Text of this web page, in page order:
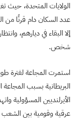
الولايات المتحدة، حيث
عدد السكان دام قرنًا من
إلا البقاء في ديارهم،
شخص.
استمرت المجاعة لفترة
البريطانية بسبب المجاعة
الأيرلنديين المسؤولية
عرقية وقومية بين الشعب